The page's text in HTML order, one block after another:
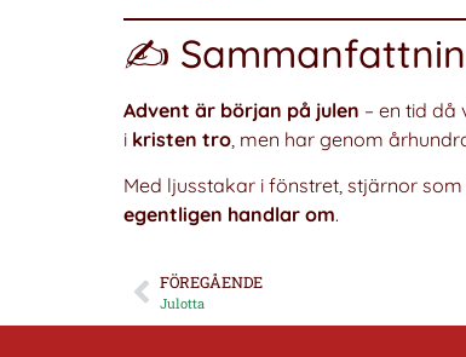
✍️
Advent är början på julen – en tid då
i kristen tro , men har genom
Med ljusstakar i fönstret, stjärnor
egentligen handlar om.
FÖREGÅENDE
Julotta